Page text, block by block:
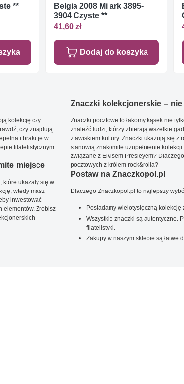
**
Belgia 2008 Mi ark 3895-
3904 Czyste **
41,60 zł
Dodaj do koszyka
kolekcję czy
czy znajdują
i brakuje w
filatelistycznym
miejsce
ukazały się w
wtedy masz
inwestować
elementów. Zrobisz
Znaczki kolekcjonerskie –
Znaczki pocztowe to łakomy kąsek nie
znaleźć ludzi, którzy zbierają wszelkie
zjawiskiem kultury. Znaczki ukazują się z
stanowią znakomite uzupełnienie
związane z Elvisem Presleyem?
pocztowych z królem rock&rolla?
Postaw na Znaczkopol.pl
Dlaczego Znaczkopol.pl to najlepszy
Posiadamy wielotysięczną kolekcję
Wszystkie znaczki są autentyczne.
filatelistyki.
Zakupy w naszym sklepie są łatwe